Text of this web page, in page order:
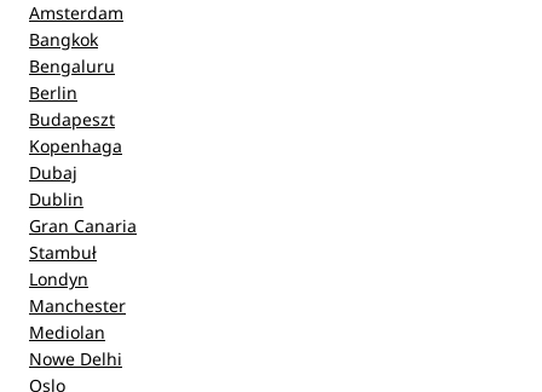
Amsterdam
Bangkok
Bengaluru
Berlin
Budapeszt
Kopenhaga
Dubaj
Dublin
Gran Canaria
Stambuł
Londyn
Manchester
Mediolan
Nowe Delhi
Oslo